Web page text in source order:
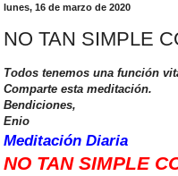
lunes, 16 de marzo de 2020
NO TAN SIMPLE
Todos tenemos una función
Comparte esta meditación.
Bendiciones,
Enio
Meditación Diaria
NO TAN SIMPLE